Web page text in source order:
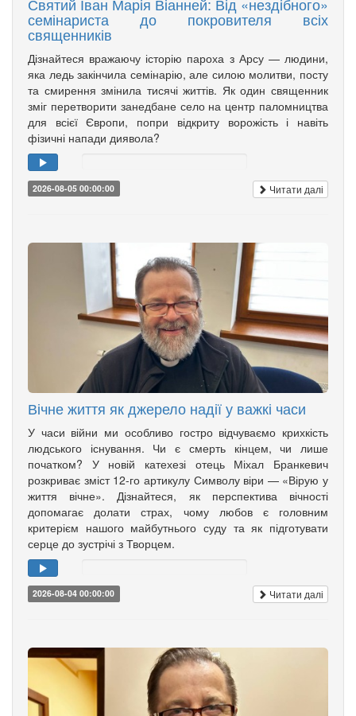
семінариста до покровителя всіх
священників
Дізнайтеся вражаючу історію пароха з Арсу — людини,
яка ледь закінчила семінарію, але силою молитви, посту
та смирення змінила тисячі життів. Як один священник
зміг перетворити занедбане село на центр паломництва
для всієї Європи, попри відкриту ворожість і навіть
фізичні напади диявола?
2026-08-05 00:00:00 Читати далі
Вічне життя як джерело надії у важкі часи
У часи війни ми особливо гостро відчуваємо крихкість
людського існування. Чи є смерть кінцем, чи лише
початком? У новій катехезі отець Міхал Бранкевич
розкриває зміст 12-го артикулу Символу віри — «Вірую у
життя вічне». Дізнайтеся, як перспектива вічності
допомагає долати страх, чому любов є головним
критерієм нашого майбутнього суду та як підготувати
серце до зустрічі з Творцем.
2026-08-04 00:00:00 Читати далі